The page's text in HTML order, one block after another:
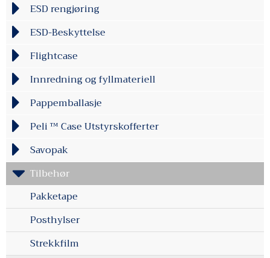
ESD rengjøring
ESD-Beskyttelse
Flightcase
Innredning og fyllmateriell
Pappemballasje
Peli ™ Case Utstyrskofferter
Savopak
Tilbehør
Pakketape
Posthylser
Strekkfilm